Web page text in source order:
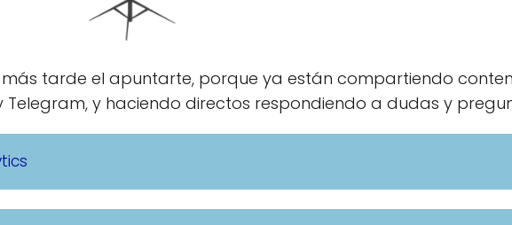
tarde el apuntarte, porque ya están compartiendo
Telegram, y haciendo directos respondiendo a dudas y